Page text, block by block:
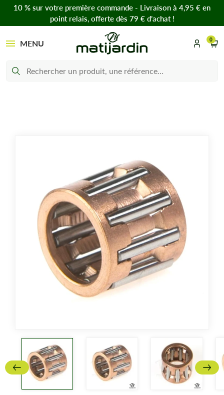
10 % sur votre première commande - Livraison à 4,95 € en
point relais, offerte dès 79 € d’achat !
MENU 0